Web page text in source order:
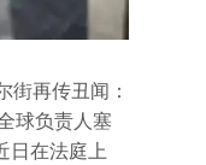
街再传丑闻：
球负责人塞
日在法庭上